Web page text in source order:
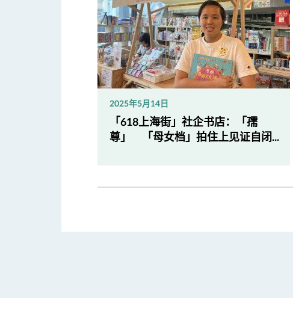
2025年5月14日
「618上海街」社企书店：「孺
尊」 「母女档」拍住上见证自闭...